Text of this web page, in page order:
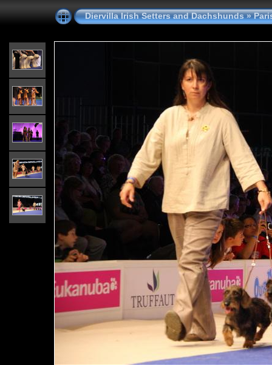
Diervilla Irish Setters and Dachshunds»